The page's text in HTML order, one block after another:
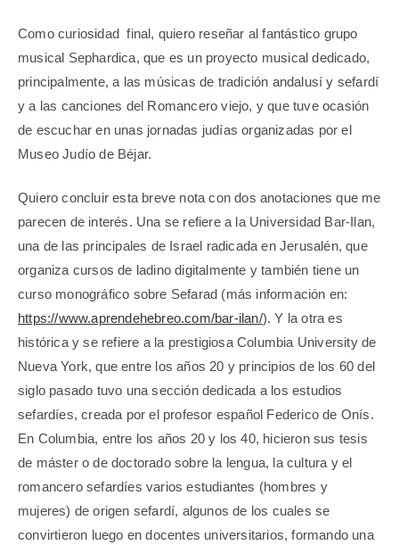
Como curiosidad final, quiero reseñar al fantástico grupo
musical Sephardica, que es un proyecto musical dedicado,
principalmente, a las músicas de tradición andalusí y sefardí
y a las canciones del Romancero viejo, y que tuve ocasión
de escuchar en unas jornadas judías organizadas por el
Museo Judío de Béjar.
Quiero concluir esta breve nota con dos anotaciones que me
parecen de interés. Una se refiere a la Universidad Bar-Ilan,
una de las principales de Israel radicada en Jerusalén, que
organiza cursos de ladino digitalmente y también tiene un
curso monográfico sobre Sefarad (más información en:
https://www.aprendehebreo.com/bar-ilan/). Y la otra es
histórica y se refiere a la prestigiosa Columbia University de
Nueva York, que entre los años 20 y principios de los 60 del
siglo pasado tuvo una sección dedicada a los estudios
sefardíes, creada por el profesor español Federico de Onís.
En Columbia, entre los años 20 y los 40, hicieron sus tesis
de máster o de doctorado sobre la lengua, la cultura y el
romancero sefardíes varios estudiantes (hombres y
mujeres) de origen sefardí, algunos de los cuales se
convirtieron luego en docentes universitarios, formando una